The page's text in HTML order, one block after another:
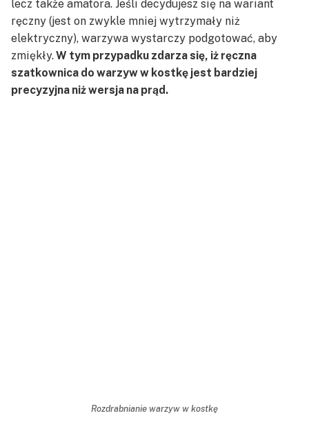
lecz także amatora. Jeśli decydujesz się na wariant
ręczny (jest on zwykle mniej wytrzymały niż
elektryczny), warzywa wystarczy podgotować, aby
zmiękły.W tym przypadku zdarza się, iż ręczna
szatkownica do warzyw w kostkę jest bardziej
precyzyjna niż wersja na prąd.
Rozdrabnianie warzyw w kostkę